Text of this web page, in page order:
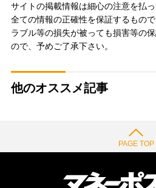
サイトの掲載情報は細心の注意を払
全ての情報の正確性を保証するもの
ラブル等の損失が被っても損害等の
ので、予めご了承下さい。
他のオススメ記事
PAGE TOP